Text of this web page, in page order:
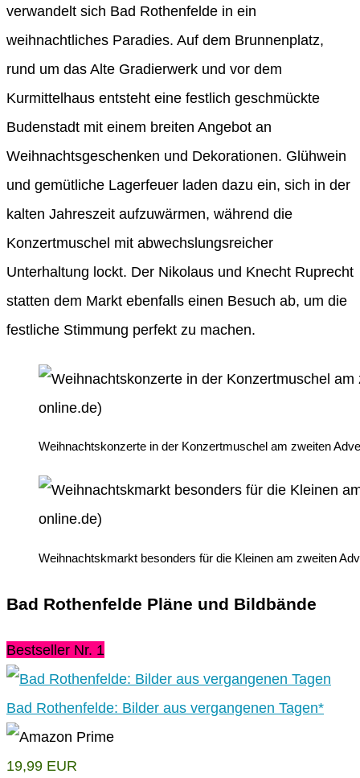
verwandelt sich Bad Rothenfelde in ein
weihnachtliches Paradies. Auf dem Brunnenplatz,
rund um das Alte Gradierwerk und vor dem
Kurmittelhaus entsteht eine festlich geschmückte
Budenstadt mit einem breiten Angebot an
Weihnachtsgeschenken und Dekorationen. Glühwein
und gemütliche Lagerfeuer laden dazu ein, sich in der
kalten Jahreszeit aufzuwärmen, während die
Konzertmuschel mit abwechslungsreicher
Unterhaltung lockt. Der Nikolaus und Knecht Ruprecht
statten dem Markt ebenfalls einen Besuch ab, um die
festliche Stimmung perfekt zu machen.
Weihnachtskonzerte in der Konzertmuschel am zweiten
Weihnachtskmarkt besonders für die Kleinen am zweiten
Bad Rothenfelde Pläne und Bildbände
Bestseller Nr. 1
Bad Rothenfelde: Bilder aus vergangenen Tagen*
19,99 EUR